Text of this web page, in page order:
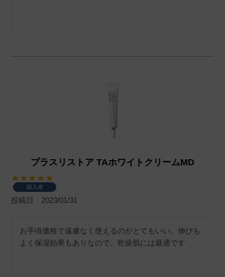
プラスリストア TAホワイトクリームMD
購入者
投稿日 2023/01/31
お手頃価格で遠慮なく使えるのがとてもいい。伸びも
よく保湿効果もありなので、乾燥肌には最適です